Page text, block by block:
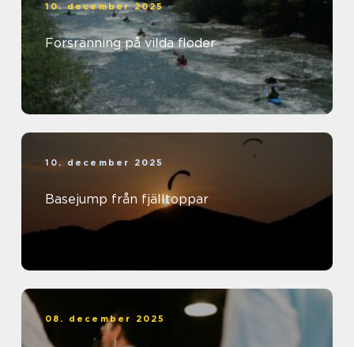
10. december 2025
Forsränning på vilda floder
10. december 2025
Basejump från fjälltoppar
08. december 2025